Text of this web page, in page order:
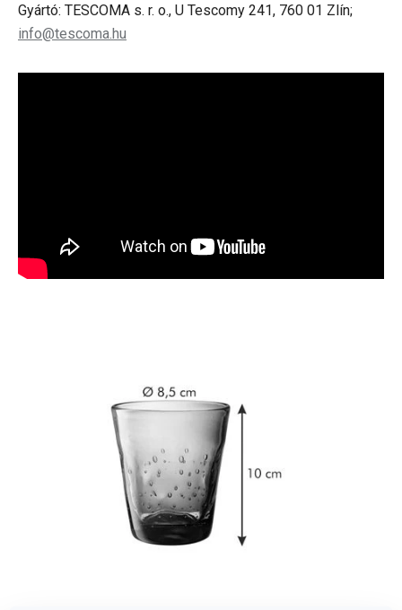
Gyártó: TESCOMA s. r. o., U Tescomy 241, 760 01 Zlín;
info@tescoma.hu